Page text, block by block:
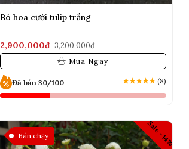
Bó hoa cưới tulip trắng
2,900,000đ 3,200,000đ
Mua Ngay
Đã bán 30/100 ★★★★★(8)
Bán chạy Sale -14%